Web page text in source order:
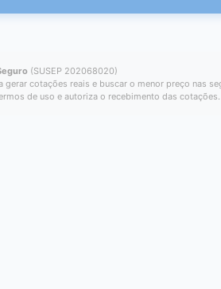
(SUSEP 202068020)
cotações reais e buscar o menor preço nas
de uso e autoriza o recebimento das cotações.